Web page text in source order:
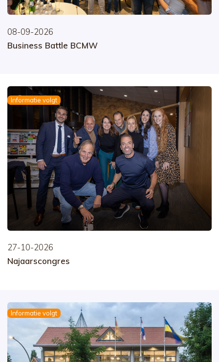
08-09-2026
Business Battle BCMW
Informatie volgt
27-10-2026
Najaarscongres
Informatie volgt